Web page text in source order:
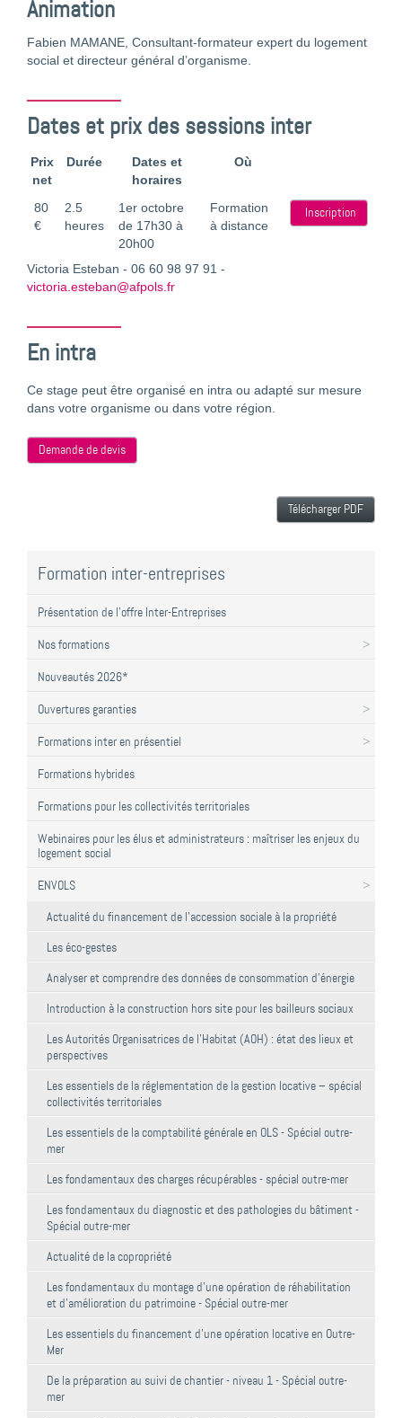
Formation inter-entreprises
Présentation de l'offre Inter-Entreprises
Nos formations
Nouveautés 2026*
Ouvertures garanties
Formations inter en présentiel
Formations hybrides
Formations pour les collectivités territoriales
Webinaires pour les élus et administrateurs : maîtriser les enjeux du
logement social
ENVOLS
Actualité du financement de l'accession sociale à la propriété
Les éco-gestes
Analyser et comprendre des données de consommation d'énergie
Introduction à la construction hors site pour les bailleurs sociaux
Les Autorités Organisatrices de l'Habitat (AOH) : état des lieux et
perspectives
Les essentiels de la réglementation de la gestion locative – spécial
collectivités territoriales
Les essentiels de la comptabilité générale en OLS - Spécial outre-
mer
Les fondamentaux des charges récupérables - spécial outre-mer
Les fondamentaux du diagnostic et des pathologies du bâtiment -
Spécial outre-mer
Actualité de la copropriété
Les fondamentaux du montage d'une opération de réhabilitation
et d'amélioration du patrimoine - Spécial outre-mer
Les essentiels du financement d'une opération locative en Outre-
Mer
De la préparation au suivi de chantier - niveau 1 - Spécial outre-
mer
Animation
Fabien MAMANE, Consultant-formateur expert du logement
social et directeur général d’organisme.
Dates et prix des sessions inter
Prix
net
Durée
Dates et
horaires
Où
80
€
2.5
heures
1er octobre
de 17h30 à
20h00
Formation
à distance
Inscription
Victoria Esteban - 06 60 98 97 91 -
victoria.esteban@afpols.fr
En intra
Ce stage peut être organisé en intra ou adapté sur mesure
dans votre organisme ou dans votre région.
Demande de devis
Télécharger PDF